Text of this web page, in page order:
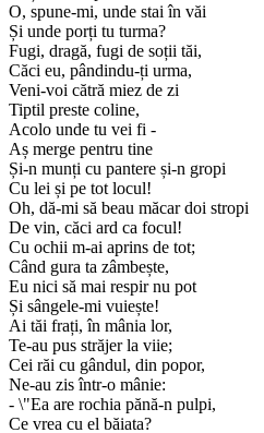
O, spune-mi, unde stai în văi
Și unde porți tu turma?
Fugi, dragă, fugi de soții tăi,
Căci eu, pândindu-ți urma,
Veni-voi cătră miez de zi
Tiptil preste coline,
Acolo unde tu vei fi -
Aș merge pentru tine
Și-n munți cu pantere și-n gropi
Cu lei și pe tot locul!
Oh, dă-mi să beau măcar doi stropi
De vin, căci ard ca focul!
Cu ochii m-ai aprins de tot;
Când gura ta zâmbește,
Eu nici să mai respir nu pot
Și sângele-mi vuiește!
Ai tăi frați, în mânia lor,
Te-au pus străjer la viie;
Cei răi cu gândul, din popor,
Ne-au zis într-o mânie:
- \"Ea are rochia pănă-n pulpi,
Ce vrea cu el băiata?